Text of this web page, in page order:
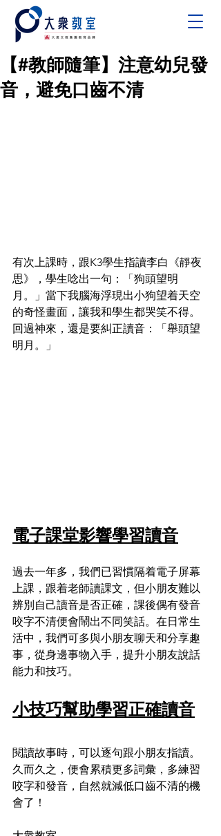
【#教師隨筆】注意幼兒發
音，避免口齒不清
有次上課時，跟K3學生指讀李白《靜夜
思》，學生唸出一句：「狗頭望明
月。」當下我腦海浮現出小狗望着天空
的奇怪畫面，讓我和學生都哭笑不得。
回過神來，還是要糾正讀音：「舉頭望
明月。」
電子課堂影響學習讀音
過去一年多，我們已習慣隔着電子屏幕
上課，跟着老師讀課文，但小朋友難以
辨別自己讀音是否正確，課後偶有發音
咬字不清便會鬧出不同笑話。在日常生
活中，我們可多與小朋友聊天和分享趣
事，從身邊事物入手，提升小朋友說話
能力和技巧。
小技巧幫助學習正確讀音
閱讀故事時，可以逐句跟小朋友指讀。
久而久之，便會累積更多詞彙，多練習
咬字和發音，自然就減低口齒不清的機
會了！